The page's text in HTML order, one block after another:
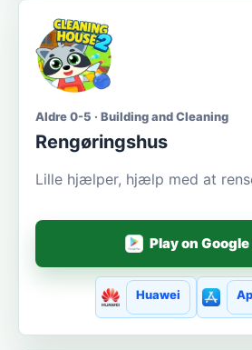
Aldre 0-5 · Building and Cleaning
Rengøringshus
Lille hjælper, hjælp med at
Play on
Huawei